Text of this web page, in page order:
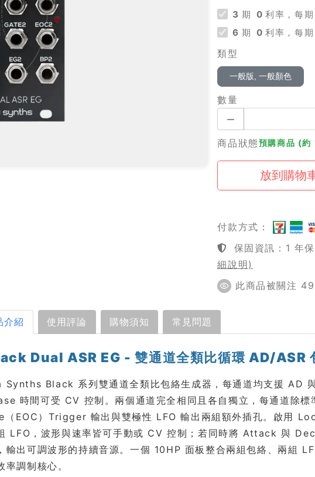
3 期 0 利率，每
6 期 0 利率，每
類型
一般版, 一般顏色
數量
商品狀態預購商品 (
付款方式：
保固資訊：1 年
細說明)
此商品被關注
介紹 使用評論 購物須知 常見問題
Dual ASR EG - 雙通道全類比循環 AD/ASR
Synths Black 系列雙通道全類比包絡生成器，每通道均支援 AD
時間可受 CV 控制。兩個通道完全相同且各自獨立，每通道除
（EOC）Trigger 輸出與雙極性 LFO 輸出兩組額外插孔。啟用
LFO，波形與速率皆可手動或 CV 控制；若同時將 Attack 與
輸出可調波形的持續音源。一個 10HP 面板整合兩組包絡、兩組
率調制核心。